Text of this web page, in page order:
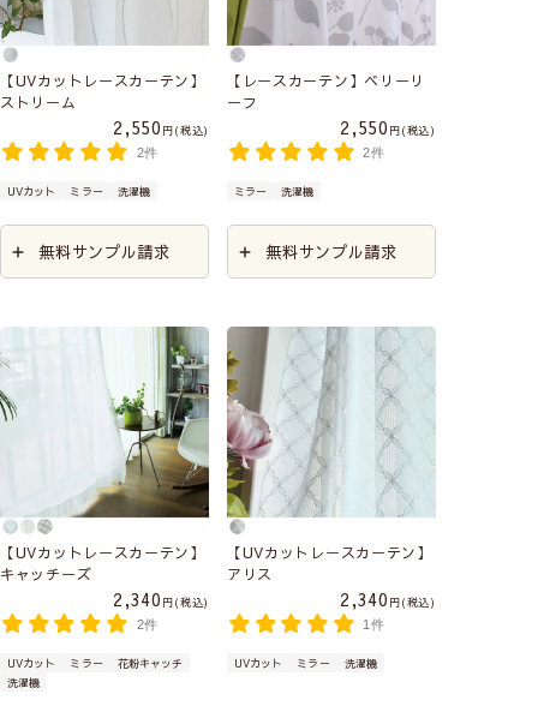
【UVカットレースカーテン】
ストリーム
2,550
税込
2件
UVカット ミラー 洗濯機
無料サンプル請求
【レースカーテン】ベリーリ
ーフ
2,550
税込
2件
ミラー 洗濯機
無料サンプル請求
【UVカットレースカーテン】
キャッチーズ
2,340
税込
2件
UVカット ミラー
花粉キャッチ
洗濯機
【UVカットレースカーテン】
アリス
2,340
税込
1件
UVカット ミラー 洗濯機